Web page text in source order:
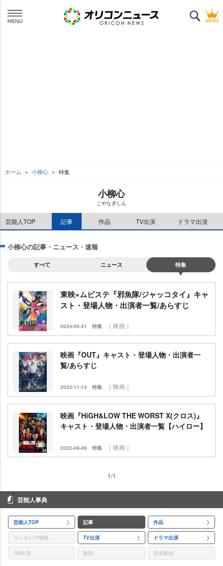
ホーム 小柳心 特集
小柳心
こやなぎしん
芸能人TOP 記事 作品 TV出演 ドラマ出演
小柳心の記事・ニュース・速報
すべて ニュース 特集
東映×ムビステ『邪魚隊/ジャッコタイ』キャ
スト・登場人物・出演者一覧/あらすじ
2024-05-31 特集 ｜映画｜
映画『OUT』キャスト・登場人物・出演者一
覧/あらすじ
2023-11-13 特集 ｜映画｜
映画『HiGH&LOW THE WORST X(クロス)』
キャスト・登場人物・出演者一覧【ハイロー】
2022-09-06 特集 ｜映画｜
1/1
芸能人事典
芸能人TOP 記事 作品
ランキング情報 TV出演 ドラマ出演
CM出演 歌詞 音楽配信